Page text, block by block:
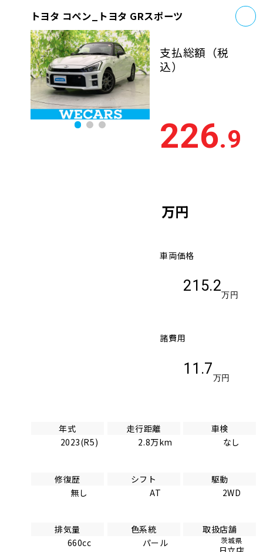
トヨタ コペン_トヨタ GRスポーツ
支払総額 （税
込）
226.9
万円
車両価格
215.2
万円
諸費用
11.7
万円
年式
2023(R5)
走行距離
2.8万km
車検
なし
修復歴
無し
シフト
AT
駆動
2WD
排気量
660cc
色系統
パール
取扱店舗
茨城県